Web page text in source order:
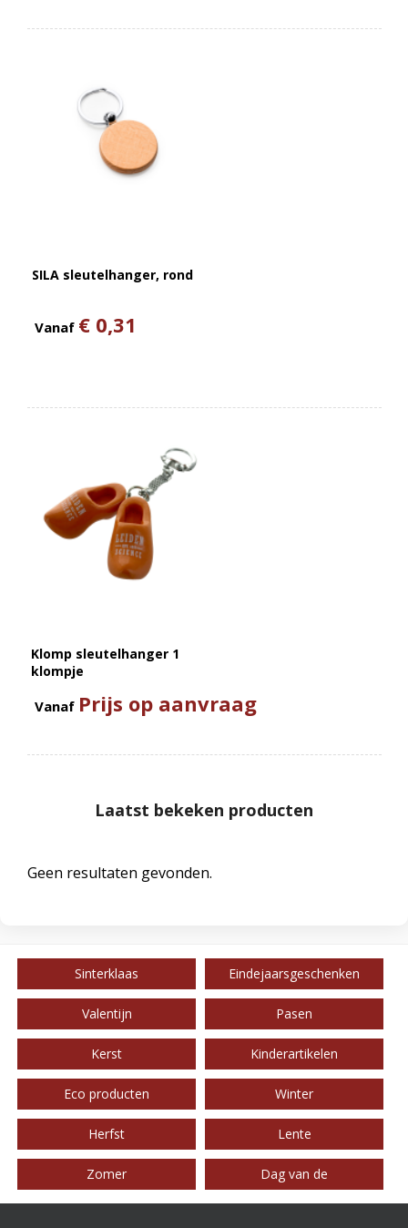
SILA sleutelhanger, rond
Vanaf € 0,31
Klomp sleutelhanger 1
klompje
Vanaf Prijs op aanvraag
Laatst bekeken producten
Geen resultaten gevonden.
Sinterklaas Eindejaarsgeschenken
Valentijn Pasen
Kerst Kinderartikelen
Eco producten Winter
Herfst Lente
Zomer Dag van de